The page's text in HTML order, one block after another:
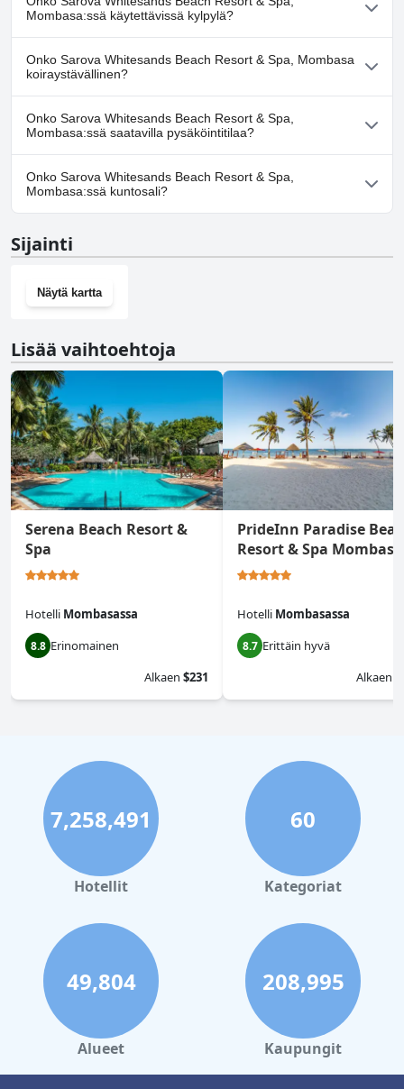
uima-allas/altaita, jotka kuuluvat yhteen tai useampaan
seuraavista luokista: Lastenallas, Ulkouima-allas.
Mombasa:ssä käytettävissä kylpylä?
Kyllä, Sarova Whitesands Beach Resort & Spa, Mombasa tarjoaa
kylpylän.
Onko Sarova Whitesands Beach Resort & Spa, Mombasa
koiraystävällinen?
Ei, Sarova Whitesands Beach Resort & Spa, Mombasa ei salli
koiria.
Onko Sarova Whitesands Beach Resort & Spa,
Mombasa:ssä saatavilla pysäköintitilaa?
Kyllä, Sarova Whitesands Beach Resort & Spa, Mombasa tarjoaa
pysäköintimahdollisuuden.
Onko Sarova Whitesands Beach Resort & Spa,
Mombasa:ssä kuntosali?
kuntosali.
Sijainti
Näytä kartta
Lisää vaihtoehtoja
Serena Beach Resort &
Spa
Hotelli Mombasassa
8.8 Erinomainen
Alkaen $231
PrideInn Paradise
Resort & Spa Mombasa
Hotelli Mombasassa
8.7 Erittäin hyvä
Alkaen
7,258,491
Hotellit
60
Kategoriat
49,804
Alueet
208,995
Kaupungit